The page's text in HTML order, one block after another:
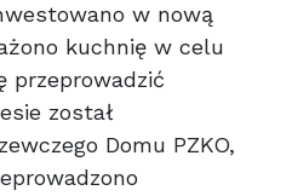
w nową
kuchnię w celu
przeprowadzić
został
Domu PZKO,